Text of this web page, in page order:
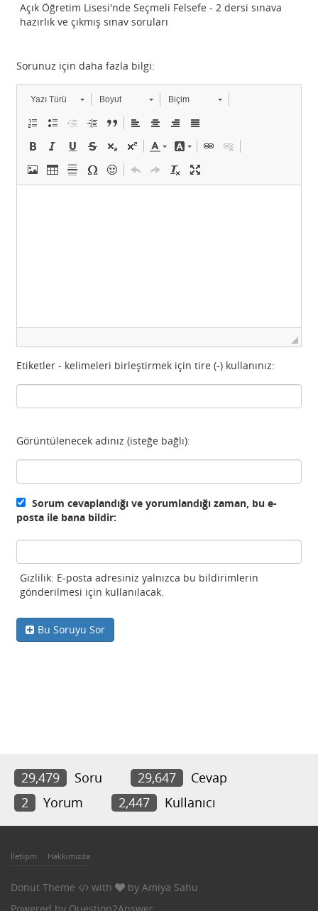
Açık Öğretim Lisesi'nde Seçmeli Felsefe - 2 dersi sınava
hazırlık ve çıkmış sınav soruları
Sorunuz için daha fazla bilgi:
Yazı Türü Boyut Biçim
Etiketler - kelimeleri birleştirmek için tire (-) kullanınız:
Görüntülenecek adınız (isteğe bağlı):
Sorum cevaplandığı ve yorumlandığı zaman, bu e-
posta ile bana bildir:
Gizlilik: E-posta adresiniz yalnızca bu bildirimlerin
gönderilmesi için kullanılacak.
Bu Soruyu Sor
29,479 Soru 29,647
Cevap
2
Yorum 2,447 Kullanıcı
İletişim Hakkımızda
Donut Theme with by Amiya Sahu